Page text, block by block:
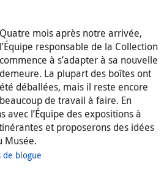
Quatre mois après notre arrivée,
l’Équipe responsable de la Collection
commence à s’adapter à sa nouvelle
demeure. La plupart des boîtes ont
été déballées, mais il reste encore
beaucoup de travail à faire. En
avec l’Équipe des expositions à
et proposerons des idées
Musée.
de blogue